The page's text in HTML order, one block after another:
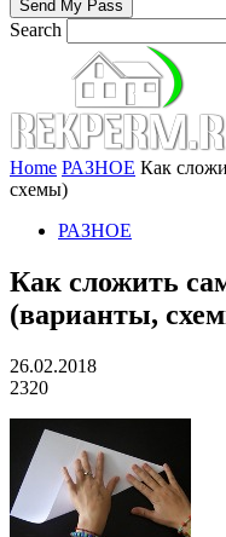
Search
Home РАЗНОЕ Как
схемы)
РАЗНОЕ
Как сложить
(варианты,
26.02.2018
2320